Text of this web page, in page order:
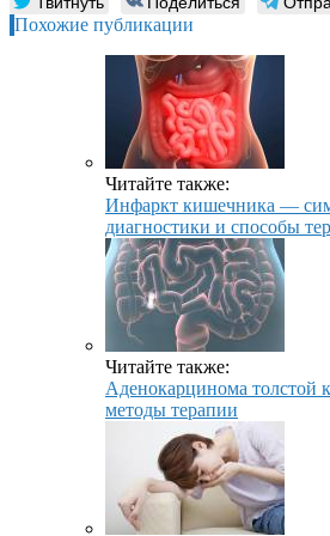
Похожие публикации
Читайте также:
Инфаркт кишечника —
диагностики и способы
Читайте также:
Аденокарцинома толстой
методы терапии